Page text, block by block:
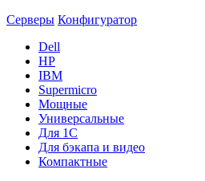
Серверы Конфигуратор
Dell
HP
IBM
Supermicro
Мощные
Универсальные
Для 1С
Для бэкапа и видео
Компактные